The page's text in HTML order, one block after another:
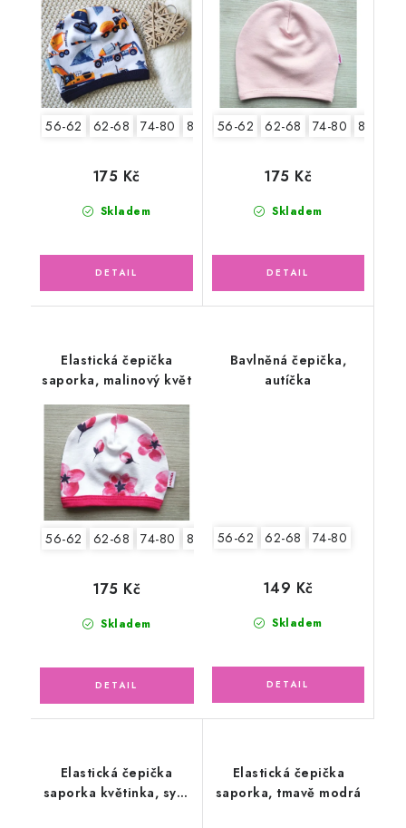
56-62 62-68 74-80 80-86
Skladem
175 Kč
56-62 62-68 74-80 80-86
Skladem
175 Kč
Elastická čepička
saporka, malinový květ
56-62 62-68 74-80 80-86
Skladem
175 Kč
Bavlněná čepička,
autíčka
56-62 62-68 74-80
Skladem
149 Kč
Elastická čepička
saporka květinka, sytě
Elastická čepička
saporka, tmavě modrá